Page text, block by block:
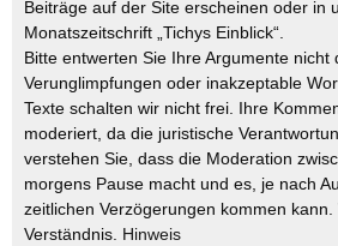
Beiträge auf der Site erscheinen oder in
Monatszeitschrift „Tichys Einblick“.
Bitte entwerten Sie Ihre Argumente nicht
Verunglimpfungen oder inakzeptable
Texte schalten wir nicht frei. Ihre
moderiert, da die juristische
verstehen Sie, dass die Moderation
morgens Pause macht und es, je nach
zeitlichen Verzögerungen kommen
Verständnis. Hinweis